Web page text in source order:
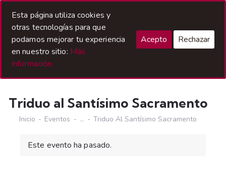
Triduo al Santísimo Sacramento
Inicio Eventos ... Triduo Al Santísimo Sacramento
Este evento ha pasado.
Esta página utiliza cookies y
otras tecnologías para que
podamos mejorar tu experiencia
en nuestro sitio: Más
información.
Acepto Rechazar